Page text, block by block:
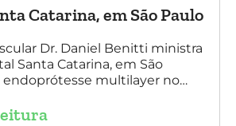
Catarina, em São Paulo
Dr. Daniel Benitti ministra
Santa Catarina, em São
endoprótesse multilayer no
e mundial com esta